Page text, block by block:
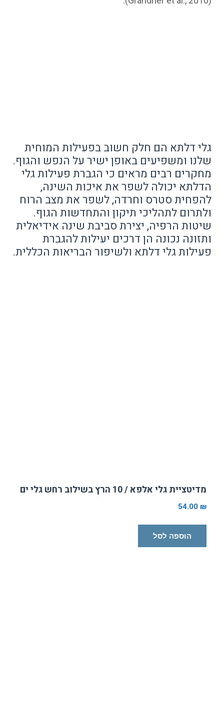
גלי דלתא הם חלק חשוב בפעילות המוחית
שלנו ומשפיעים באופן ישיר על הנפש והגוף.
מחקרים רבים מראים כי הגברת פעילות גלי
הדלתא יכולה לשפר את איכות השינה,
להפחית סטרס וחרדה, לשפר את מצב הרוח
ולתרום לתהליכי תיקון והתחדשות הגוף.
שיטות הרפיה, יצירת סביבת שינה אידיאלית
ותזונה נכונה הן דרכים יעילות להגברת
פעילות גלי דלתא ולשיפור הבריאות הכללית.
מדיטציית גלי אלפא / 10 הרץ בשילוב רחש גלי ים
54.00 ₪
הוספה לסל